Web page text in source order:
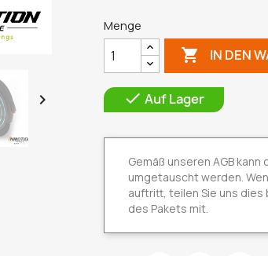

Menge
 IN DEN
 Auf Lager
Gemäß unseren AGB
umgetauscht werden.
auftritt, teilen Sie uns dies
des Pakets mit.